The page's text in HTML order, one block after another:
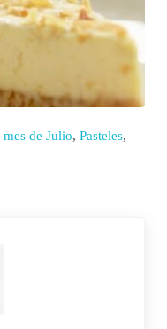
mes de Julio, Pasteles,